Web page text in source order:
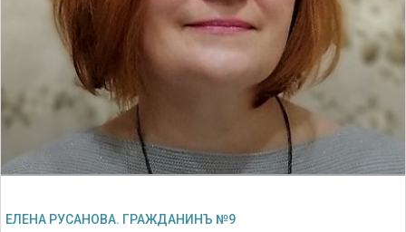
ЕЛЕНА РУСАНОВА. ГРАЖДАНИНЪ №9